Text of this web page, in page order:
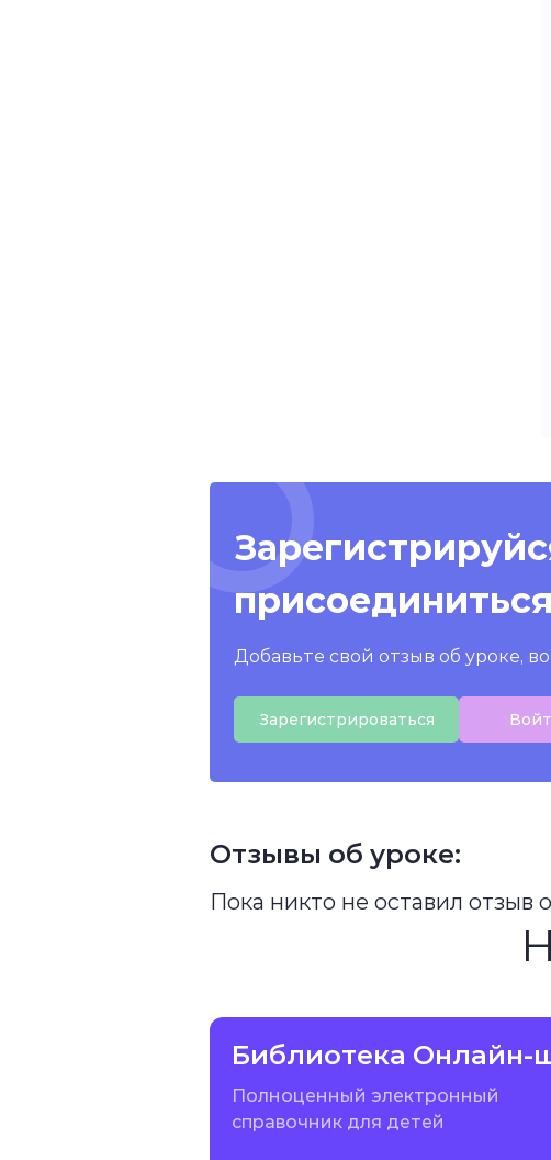
Добавьте свой отзыв об уроке,
Зарегистрироваться
Отзывы об уроке:
Пока никто не оставил отзыв
Библиотека Онлайн-
Полноценный электронный
справочник для детей